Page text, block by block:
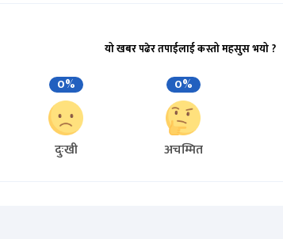
यो खबर पढेर तपाईलाई कस्तो महसुस भयो ?
0%
दुःखी
0%
अचम्मित